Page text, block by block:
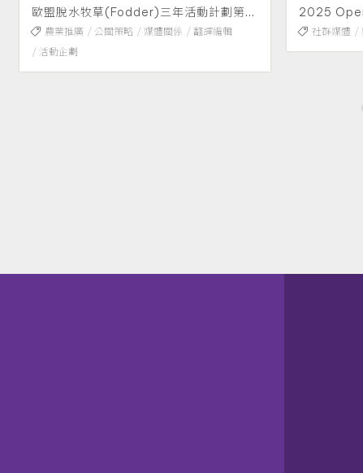
2025 OpenInfra 基金會大中華區公關
社群媒體 媒體關係 大中華區 記者會
福廷
社